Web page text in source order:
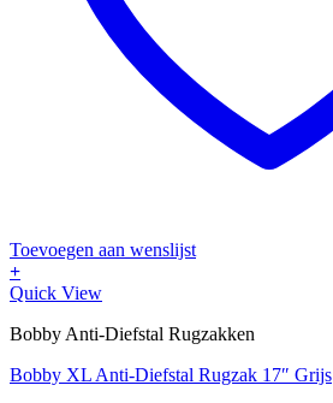
Toevoegen aan wenslijst
+
Quick View
Bobby Anti-Diefstal Rugzakken
Bobby XL Anti-Diefstal Rugzak 17″ Grijs